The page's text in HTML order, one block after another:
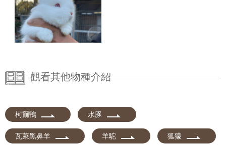
觀看其他物種介紹
柯爾鴨 水豚
瓦萊黑鼻羊 羊駝 狐獴